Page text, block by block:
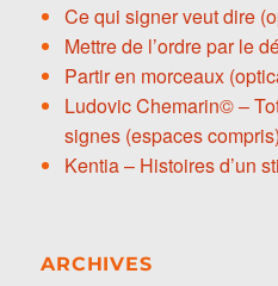
Ce qui signer veut dire
Mettre de l’ordre par le
Partir en morceaux
Ludovic Chemarin© –
signes (espaces compris)
Kentia – Histoires d’un
ARCHIVES